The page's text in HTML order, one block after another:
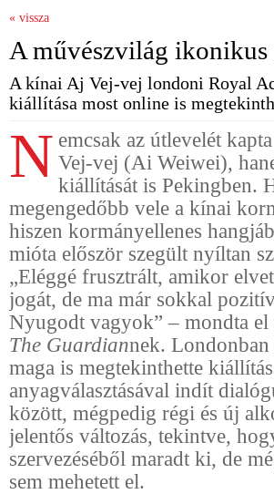
« vissza
A művészvilág
A kínai Aj Vej-vej londoni Royal
kiállítása most online is
N emcsak az útlevelét
Vej-vej (Ai Weiwei),
kiállítását is Pekingben.
megengedőbb vele a kínai
hiszen kormányellenes
mióta először szegült nyíltan
„Eléggé frusztrált, amikor
jogát, de ma már sokkal
Nyugodt vagyok” – mondta el
The Guardiannek. Londonban
maga is megtekinthette
anyagválasztásával indít
között, mégpedig régi és új
jelentős változás, tekintve,
szervezéséből maradt ki, de
sem mehetett el.